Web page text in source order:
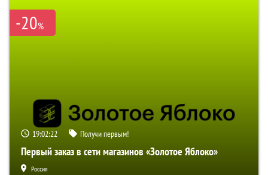
-20%
19:02:21 Получи первым!
Первый заказ в сети магазинов «Золотое Яблоко»
Россия